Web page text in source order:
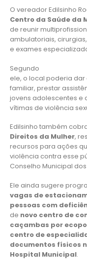
O vereador Edilsinho
Centro da Saúde da
de reunir
ambulatoriais,
e exames
Segundo
ele, o local poderia
familiar, prestar
jovens adolescentes e
vítimas de violência
Edilsinho também
Direitos da Mulher,
recursos para ações
violência contra esse
Conselho Municipal
Ele ainda sugere
vagas de
pessoas com
de novo centro de
caçambas por
centro de
documentos físicos
Hospital Municipal.